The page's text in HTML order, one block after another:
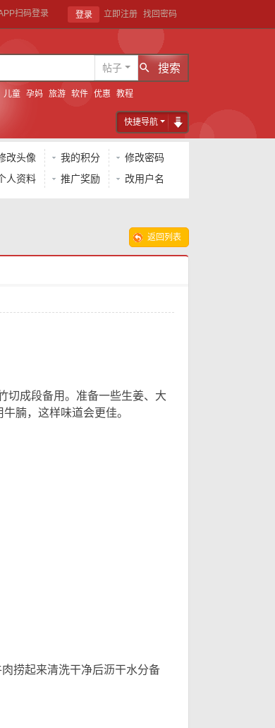
登录 立即注册 找回密码
帖子 搜索
儿童 孕妈 旅游 软件 优惠 教程
快捷导航
改头像 我的积分
修改密码
人资料
推广奖励 改用户名
返回列表
切成段备用。准备一些生姜、大
腩，这样味道会更佳。
捞起来清洗干净后沥干水分备